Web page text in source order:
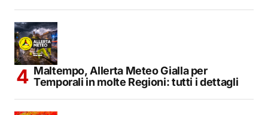
Maltempo, Allerta Meteo Gialla per
Temporali in molte Regioni: tutti i dettagli